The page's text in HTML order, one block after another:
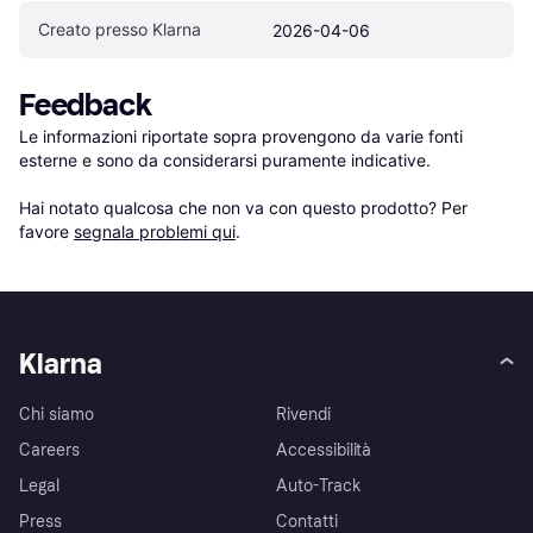
Creato presso Klarna 2026-04-06
Feedback
Le informazioni riportate sopra provengono da varie fonti
esterne e sono da considerarsi puramente indicative.
Hai notato qualcosa che non va con questo prodotto? Per
favore segnala problemi qui.
Klarna
Chi siamo
Careers
Legal
Press
Rivendi
Accessibilità
Auto-Track
Contatti